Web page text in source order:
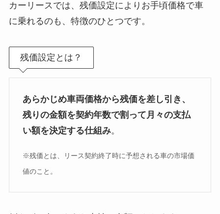
カーリースでは、残価設定によりお手頃価格で車
に乗れるのも、特徴のひとつです。
残価設定とは？
あらかじめ車両価格から残価を差し引き、
残りの金額を契約年数で割って月々の支払
い額を決定する仕組み。
※残価とは、リース契約終了時に予想される車の市場価
値のこと。